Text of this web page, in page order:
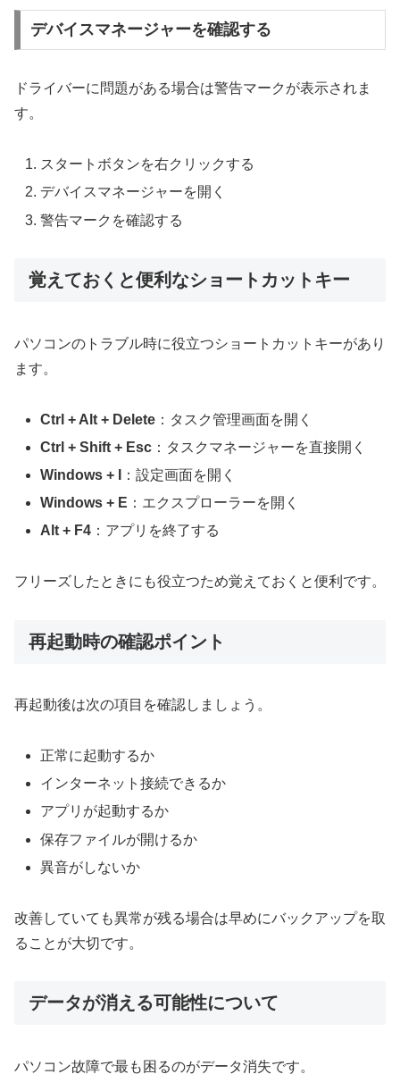
デバイスマネージャーを確認する
ドライバーに問題がある場合は警告マークが表示されま
す。
スタートボタンを右クリックする
デバイスマネージャーを開く
警告マークを確認する
覚えておくと便利なショートカットキー
パソコンのトラブル時に役立つショートカットキーがあり
ます。
Ctrl + Alt + Delete ：タスク管理画面を開く
Ctrl + Shift + Esc ：タスクマネージャーを直接開く
Windows + I
：設定画面を開く
Windows + E ：エクスプローラーを開く
Alt + F4 ：アプリを終了する
フリーズしたときにも役立つため覚えておくと便利です。
再起動時の確認ポイント
再起動後は次の項目を確認しましょう。
正常に起動するか
インターネット接続できるか
アプリが起動するか
保存ファイルが開けるか
異音がしないか
改善していても異常が残る場合は早めにバックアップを取
ることが大切です。
データが消える可能性について
パソコン故障で最も困るのがデータ消失です。